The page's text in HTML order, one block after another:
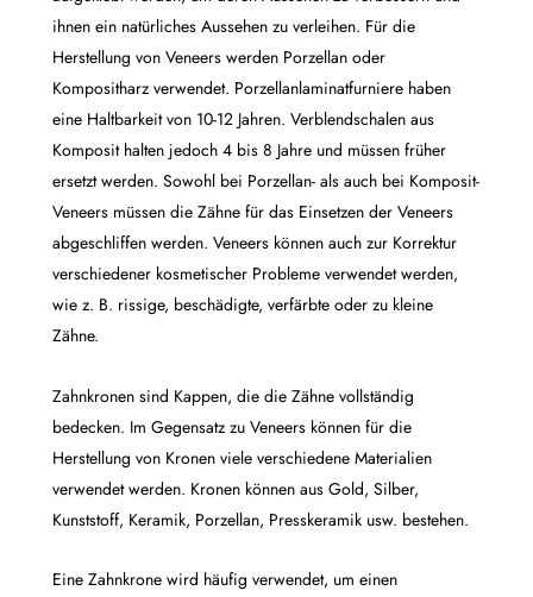
ihnen ein natürliches Aussehen zu verleihen. Für die
Herstellung von Veneers werden Porzellan oder
Kompositharz verwendet. Porzellanlaminatfurniere haben
eine Haltbarkeit von 10-12 Jahren. Verblendschalen aus
Komposit halten jedoch 4 bis 8 Jahre und müssen früher
ersetzt werden. Sowohl bei Porzellan- als auch bei Komposit-
Veneers müssen die Zähne für das Einsetzen der Veneers
abgeschliffen werden. Veneers können auch zur Korrektur
verschiedener kosmetischer Probleme verwendet werden,
wie z. B. rissige, beschädigte, verfärbte oder zu kleine
Zähne.
Zahnkronen sind Kappen, die die Zähne vollständig
bedecken. Im Gegensatz zu Veneers können für die
Herstellung von Kronen viele verschiedene Materialien
verwendet werden. Kronen können aus Gold, Silber,
Kunststoff, Keramik, Porzellan, Presskeramik usw. bestehen.
Eine Zahnkrone wird häufig verwendet, um einen